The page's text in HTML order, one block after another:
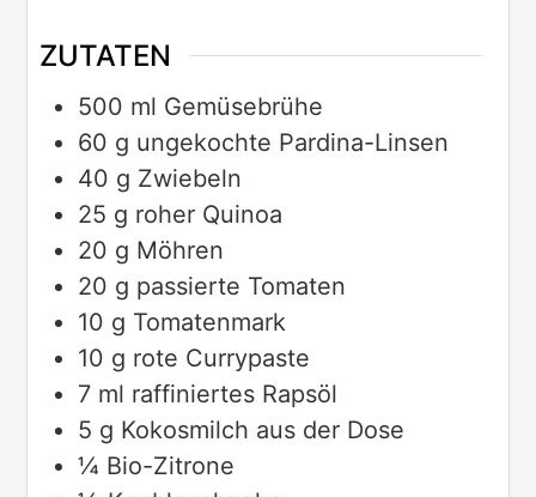
ZUTATEN
500 ml Gemüsebrühe
60 g ungekochte Pardina-Linsen
40 g Zwiebeln
25 g roher Quinoa
20 g Möhren
20 g passierte Tomaten
10 g Tomatenmark
10 g rote Currypaste
7 ml raffiniertes Rapsöl
5 g Kokosmilch aus der Dose
¼ Bio-Zitrone